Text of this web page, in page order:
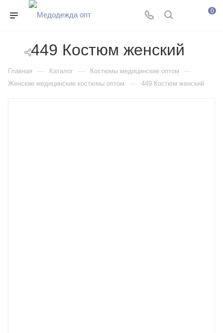
0
449 Костюм женский
Главная — Каталог — Костюмы медицинские оптом —
Женские медицинские костюмы оптом — 449 Костюм женский